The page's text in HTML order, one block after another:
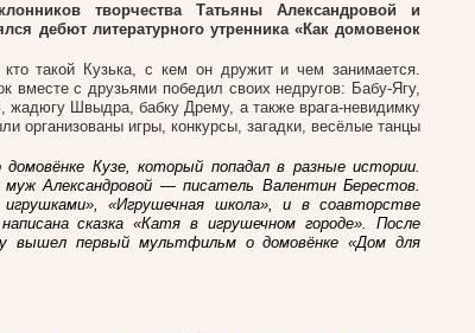
творчества Татьяны Александровой и
дебют литературного утренника «Как домовенок
кто такой Кузька, с кем он дружит и чем занимается.
вместе с друзьями победил своих недругов: Бабу-Ягу,
Швыдра, бабку Дрему, а также врага-невидимку
организованы игры, конкурсы, загадки, весёлые танцы
Кузе, который попадал в разные истории.
муж Александровой — писатель Валентин Берестов.
«Игрушечная школа», и в соавторстве
сказка «Катя в игрушечном городе». После
вышел первый мультфильм о домовёнке «Дом для